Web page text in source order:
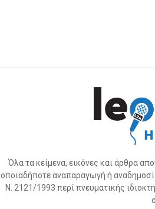
Όλα τα κείμενα, εικόνες και άρθρα
οποιαδήποτε αναπαραγωγή ή
Ν. 2121/1993 περί πνευματικής